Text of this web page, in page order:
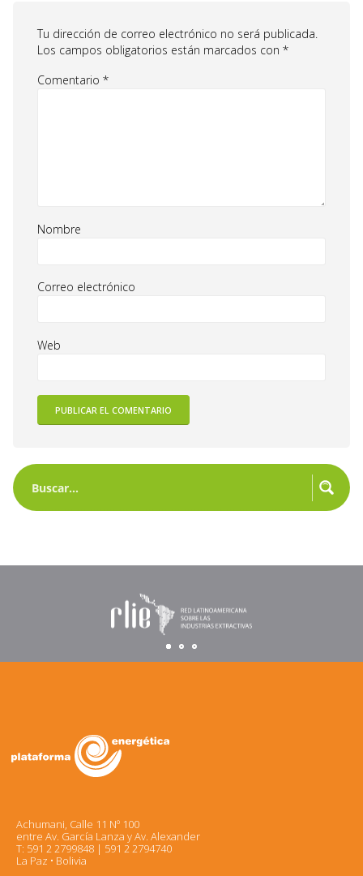
Tu dirección de correo electrónico no será publicada.
Los campos obligatorios están marcados con *
Comentario *
Nombre
Correo electrónico
Web
Achumani, Calle 11 Nº 100
entre Av. García Lanza y Av. Alexander
T: 591 2 2799848 | 591 2 2794740
La Paz • Bolivia